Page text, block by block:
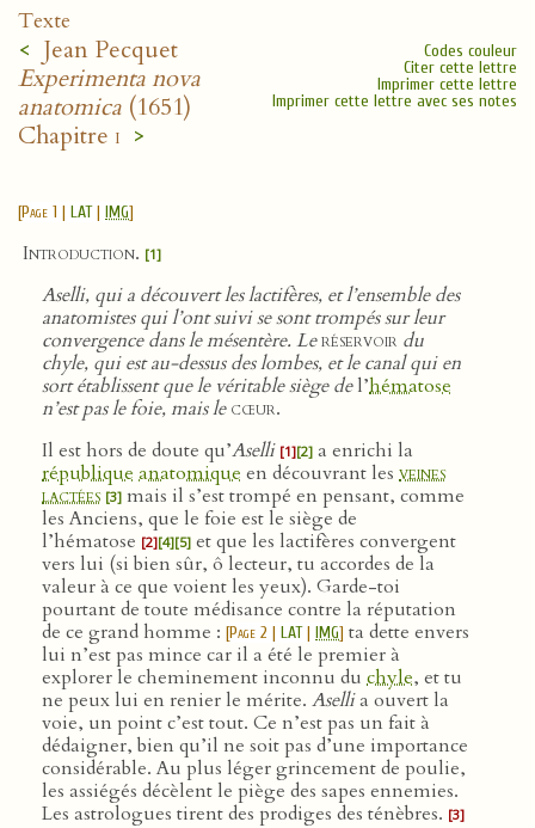
Texte
< Jean Pecquet
Experimenta nova
anatomica (1651)
Chapitre i >
Codes couleur
Citer cette lettre
Imprimer cette lettre
Imprimer cette lettre avec ses notes
[Page 1 | LAT| IMG]
Introduction. [1]
Aselli, qui a découvert les lactifères, et l’ensemble des
anatomistes qui l’ont suivi se sont trompés sur leur
convergence dans le mésentère. Leréservoir du
chyle, qui est au-dessus des lombes, et le canal qui en
sort établissent que le véritable siège del’hématose
n’est pas le foie, mais lecœur.
Il est hors de doute qu’Aselli [1][2] a enrichi la
république anatomique en découvrant les veines
lactées [3] mais il s’est trompé en pensant, comme
les Anciens, que le foie est le siège de
l’hématose [2][4][5] et que les lactifères convergent
vers lui (si bien sûr, ô lecteur, tu accordes de la
valeur à ce que voient les yeux). Garde-toi
pourtant de toute médisance contre la réputation
de ce grand homme : [Page 2 | LAT| IMG] ta dette envers
lui n’est pas mince car il a été le premier à
explorer le cheminement inconnu du chyle, et tu
ne peux lui en renier le mérite. Asellia ouvert la
voie, un point c’est tout. Ce n’est pas un fait à
dédaigner, bien qu’il ne soit pas d’une importance
considérable. Au plus léger grincement de poulie,
les assiégés décèlent le piège des sapes ennemies.
Les astrologues tirent des prodiges des ténèbres. [3]